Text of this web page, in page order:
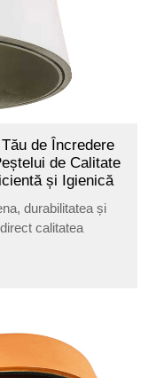
de Încredere
de Calitate
și Igienică
durabilitatea și
calitatea
cu mândrie